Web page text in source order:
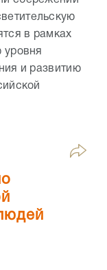
в рамках
уровня
и развитию